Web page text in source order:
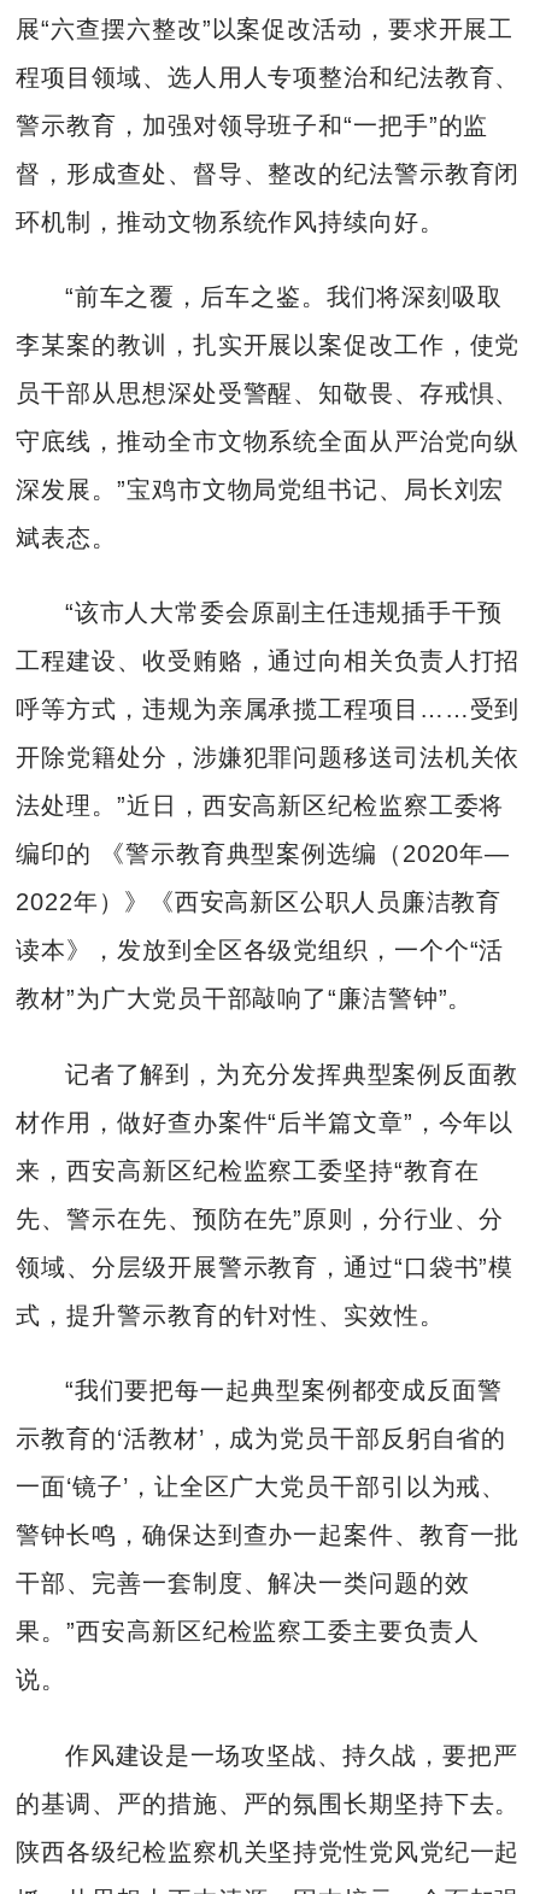
展“六查摆六整改”以案促改活动，要求开展工
程项目领域、选人用人专项整治和纪法教育、
警示教育，加强对领导班子和“一把手”的监
督，形成查处、督导、整改的纪法警示教育闭
环机制，推动文物系统作风持续向好。
“前车之覆，后车之鉴。我们将深刻吸取
李某案的教训，扎实开展以案促改工作，使党
员干部从思想深处受警醒、知敬畏、存戒惧、
守底线，推动全市文物系统全面从严治党向纵
深发展。”宝鸡市文物局党组书记、局长刘宏
斌表态。
“该市人大常委会原副主任违规插手干预
工程建设、收受贿赂，通过向相关负责人打招
呼等方式，违规为亲属承揽工程项目……受到
开除党籍处分，涉嫌犯罪问题移送司法机关依
法处理。”近日，西安高新区纪检监察工委将
编印的 《警示教育典型案例选编（2020年—
2022年）》《西安高新区公职人员廉洁教育
读本》，发放到全区各级党组织，一个个“活
教材”为广大党员干部敲响了“廉洁警钟”。
记者了解到，为充分发挥典型案例反面教
材作用，做好查办案件“后半篇文章”，今年以
来，西安高新区纪检监察工委坚持“教育在
先、警示在先、预防在先”原则，分行业、分
领域、分层级开展警示教育，通过“口袋书”模
式，提升警示教育的针对性、实效性。
“我们要把每一起典型案例都变成反面警
示教育的‘活教材’，成为党员干部反躬自省的
一面‘镜子’，让全区广大党员干部引以为戒、
警钟长鸣，确保达到查办一起案件、教育一批
干部、完善一套制度、解决一类问题的效
果。”西安高新区纪检监察工委主要负责人
说。
作风建设是一场攻坚战、持久战，要把严
的基调、严的措施、严的氛围长期坚持下去。
陕西各级纪检监察机关坚持党性党风党纪一起